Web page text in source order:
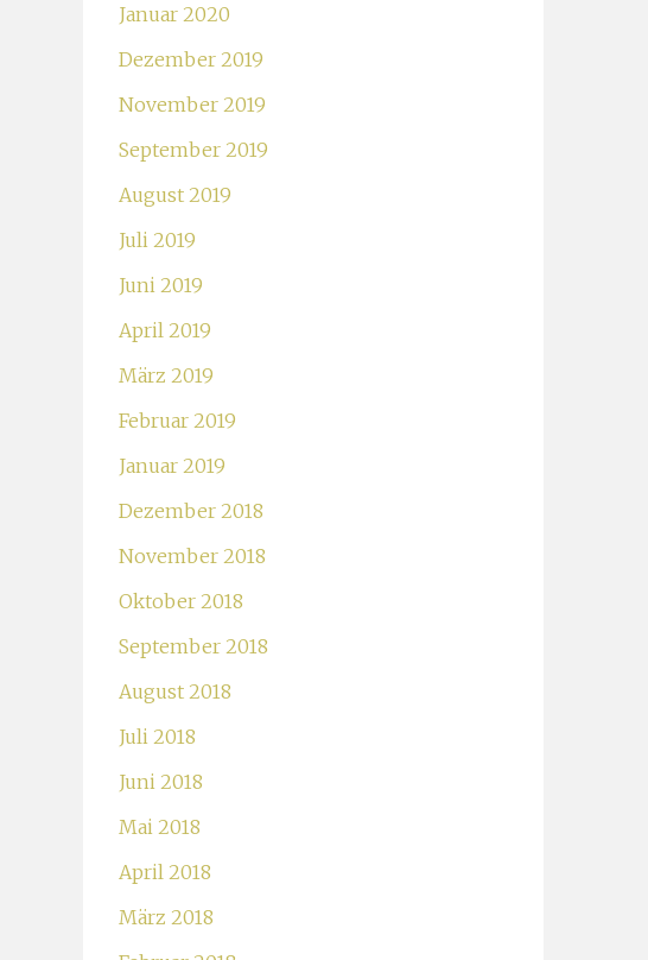
Januar 2020
Dezember 2019
November 2019
September 2019
August 2019
Juli 2019
Juni 2019
April 2019
März 2019
Februar 2019
Januar 2019
Dezember 2018
November 2018
Oktober 2018
September 2018
August 2018
Juli 2018
Juni 2018
Mai 2018
April 2018
März 2018